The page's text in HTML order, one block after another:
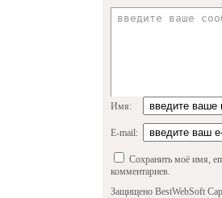
Имя:
E-mail:
Сохранить моё имя,
комментариев.
Защищено BestWebSoft